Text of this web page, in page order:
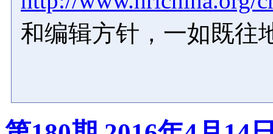
和编辑方针，一如既往